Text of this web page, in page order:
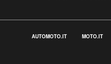
AUTOMOTO.IT MOTO.IT